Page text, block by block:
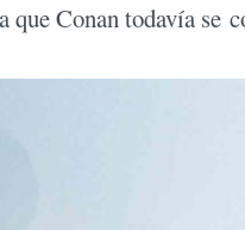
que Conan todavía se